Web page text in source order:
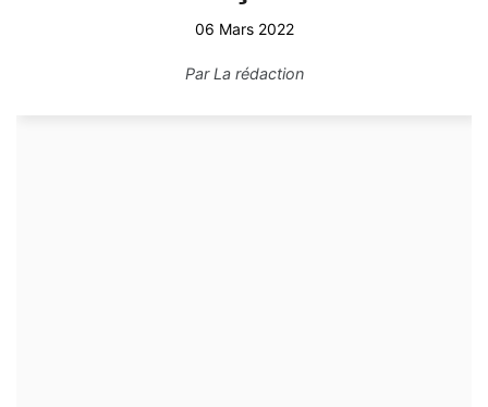
06 Mars 2022
ParLa rédaction